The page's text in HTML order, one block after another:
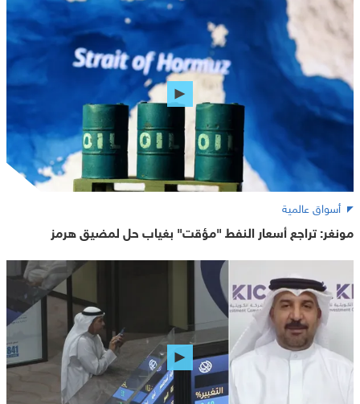
أسواق عالمية
مونغر: تراجع أسعار النفط "مؤقت" بغياب حل لمضيق هرمز